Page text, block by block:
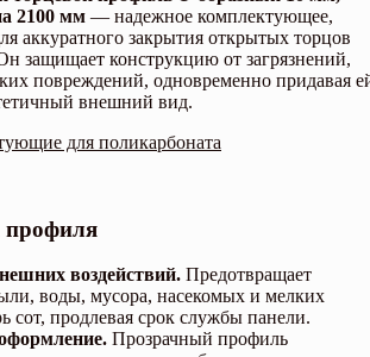
2100 мм — надежное комплектующее,
аккуратного закрытия открытых торцов
защищает конструкцию от загрязнений,
повреждений, одновременно придавая
внешний вид.
для поликарбоната
профиля
воздействий. Предотвращает
воды, мусора, насекомых и мелких
сот, продлевая срок службы панели.
Прозрачный профиль